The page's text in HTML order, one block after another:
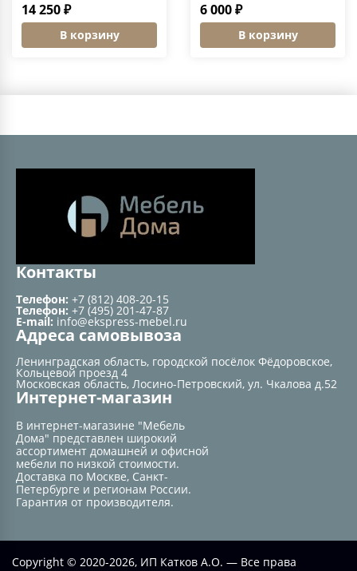
14 250 ₽
В корзину
6 000 ₽
В корзину
Контакты
Телефон: +7 (812) 408-20-15
Телефон: +7 (495) 201-47-87
E-mail: info@ekspress-mebel.ru
Адреса самовывоза
Ленинградская область, городской посёлок Фёдоровское,
Кольцевой проезд 4
Московская область, Лосино-Петровский, ул. Чкалова д.52
Интернет-магазин
В интернет-магазине "Мебель
Дома" представлен широкий
ассортимент домашней и офисной
мебели по низкой стоимости.
Доставка по Москве, Санкт-
Петербурге и регионам России.
Гарантия от производителя.
Copyright © 2020-2026, ИП Катков А.О. — Все права